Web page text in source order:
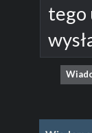
tego